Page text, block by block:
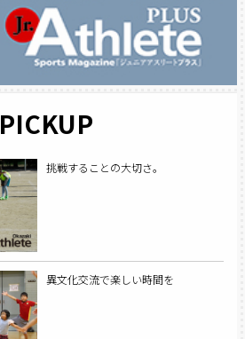
PICKUP
挑戦することの大切さ。
異文化交流で楽しい時間を